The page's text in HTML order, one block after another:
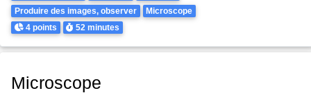
Produire des images, observer
Microscope
Points
4 points Durée
52 minutes
Microscope